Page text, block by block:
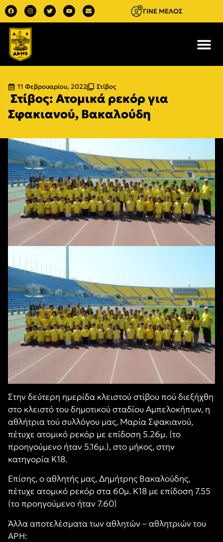
ΓΙΝΕ ΜΕΛΟΣ
11 Φεβρουαρίου, 2022 Στίβος
Στίβος: Ατομικά ρεκόρ για
Σφακιανού, Βακαλούδη
Στην δεύτερη ημερίδα κλειστού στίβου πού διεξήχθη
στο κλειστό του δημοτικού σταδίου Αμπελοκήπων, η
αθλήτρια τού συλλόγου μας, Μαρία Σφακιανού,
πέτυχε ατομικό ρεκόρ με επίδοση 5.26μ. (το
προηγούμενο ήταν 5.16μ.), στο μήκος, στην
κατηγορία Κ18.
Επίσης, ο αθλητής μας, Δημήτρης Βακαλούδης,
πέτυχε ατομικό ρεκόρ στα 60μ. Κ18 με επίδοση 7.55
(το προηγούμενο ήταν 7.60)
Άλλα αποτελέσματα των αθλητών – αθλητριών του
ΑΡΗ: